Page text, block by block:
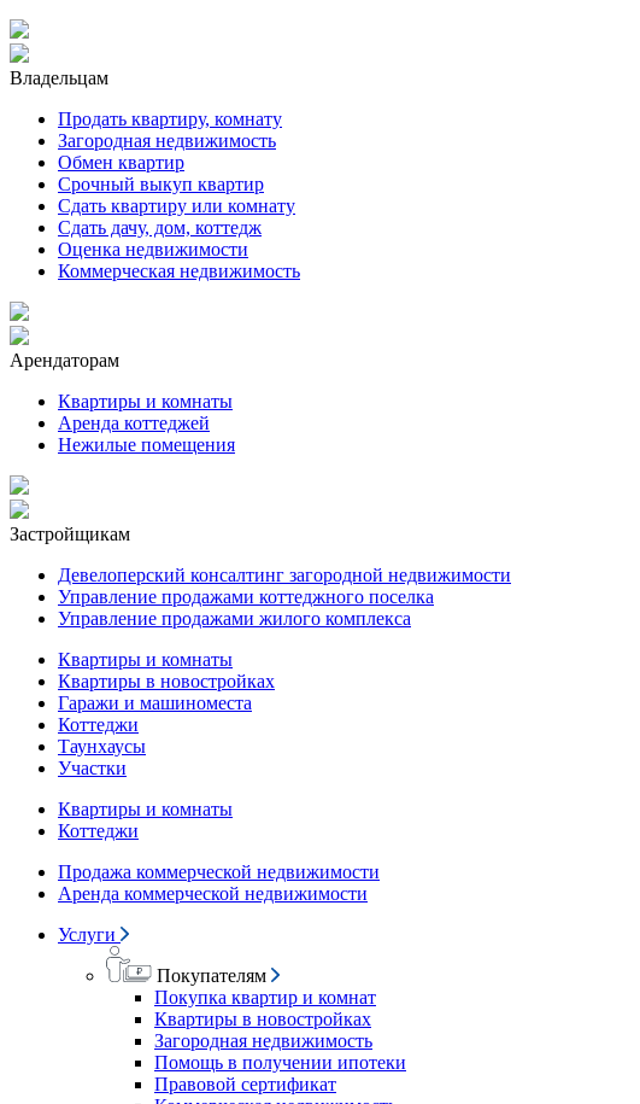
Владельцам
Продать квартиру, комнату
Загородная недвижимость
Обмен квартир
Срочный выкуп квартир
Сдать квартиру или комнату
Сдать дачу, дом, коттедж
Оценка недвижимости
Коммерческая недвижимость
Арендаторам
Квартиры и комнаты
Аренда коттеджей
Нежилые помещения
Застройщикам
Девелоперский консалтинг загородной недвижимости
Управление продажами коттеджного поселка
Управление продажами жилого комплекса
Квартиры и комнаты
Квартиры в новостройках
Гаражи и машиноместа
Коттеджи
Таунхаусы
Участки
Квартиры и комнаты
Коттеджи
Продажа коммерческой недвижимости
Аренда коммерческой недвижимости
Услуги
Покупателям
Покупка квартир и комнат
Квартиры в новостройках
Загородная недвижимость
Помощь в получении ипотеки
Правовой сертификат